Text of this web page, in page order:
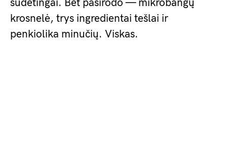
sudėtingai. Bet pasirodo — mikrobangų
krosnelė, trys ingredientai tešlai ir
penkiolika minučių. Viskas.